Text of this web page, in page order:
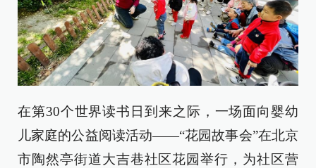
在第30个世界读书日到来之际，一场面向婴幼
儿家庭的公益阅读活动——“花园故事会”在北京
市陶然亭街道大吉巷社区花园举行，为社区营